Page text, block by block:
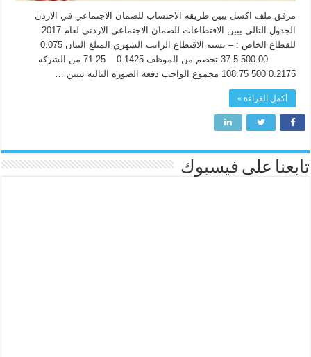
مرفق ملف اكسل يبين طريقه الاحتساب للضمان الاجتماعي في الاردن
الجدول التالي يبين الاقتطاعات للضمان الاجتماعي الاردني لعام 2017
للقطاع الخاص : – نسبه الاقتطاع الراتب الشهري المبلغ البيان 0.075
500.00 37.5 تخصم من الموظف 0.1425 71.25 من الشركه
0.2175 500 108.75 مجموع الواجب دفعه الصوره التاليه تبيين …
أكمل القراءة »
تابعنا على فيسبوك